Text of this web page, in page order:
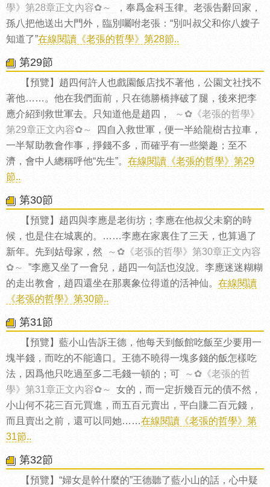
學》第28章正文內容✿～
，奉爲金科玉律。老張告辭回家，
孫八把他送出大門外，臨別囑咐老張：“別叫叔父和你八嫂子
知道了”在線閱讀《老張的哲學》第28節..
第29節
【預覽】趙四何許人也戲園飯店找不著他，公園文社找不
著他……。他在我們面前，只在德勝橋摔破了腿，後來把李
應介紹到救世軍去。只知道他是趙四，
～✿《老張的哲學》
第29章正文內容✿～
四自入救世軍，便一半給龍樹古拉車，
一半幫助教會作事，掙錢不多，而確乎有一些樂趣；至不
濟，會中人總稱呼他“先生”。 在線閱讀《老張的哲學》第29
節..
第30節
【預覽】趙四與李應是老街坊；李應在他叔父未窮的時
候，也是住在城裏的。……李應在家裏住了三天，也算過了
新年。先到姑母家，然
～✿《老張的哲學》第30章正文內容
✿～
”李應又坐了一會兒，趙四一句話也沒說。李應迷迷糊糊
的走出教會，趙四還坐在那裏象位得道的活神仙。 在線閱讀
《老張的哲學》第30節..
第31節
【預覽】藍小山告訴王德，他每天到飯館吃飯至少要用一
塊半錢，而吃的不能適口。王德不曉得一塊多錢的飯怎樣吃
法，因爲他只吃過至多二毛錢一頓的；可
～✿《老張的哲
學》第31章正文內容✿～
女的，而一定折幾百元的債不然，
小山何不花三百元買進，而五百元賣出，平白賺二百元錢，
而且賣出之前，還可以同她……在線閱讀《老張的哲學》第
31節..
第32節
【預覽】“婦女是幹什麼的”王德聽了藍小山的話，心中疑